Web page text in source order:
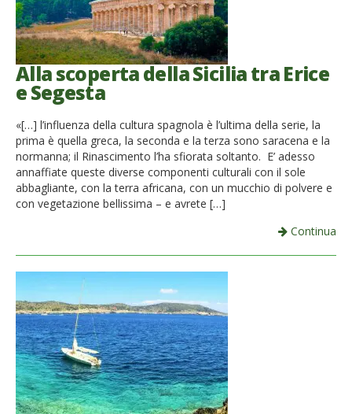
Alla scoperta della Sicilia tra Erice
e Segesta
«[…] l’influenza della cultura spagnola è l’ultima della serie, la
prima è quella greca, la seconda e la terza sono saracena e la
normanna; il Rinascimento l’ha sfiorata soltanto. E’ adesso
annaffiate queste diverse componenti culturali con il sole
abbagliante, con la terra africana, con un mucchio di polvere e
con vegetazione bellissima – e avrete […]
Continua